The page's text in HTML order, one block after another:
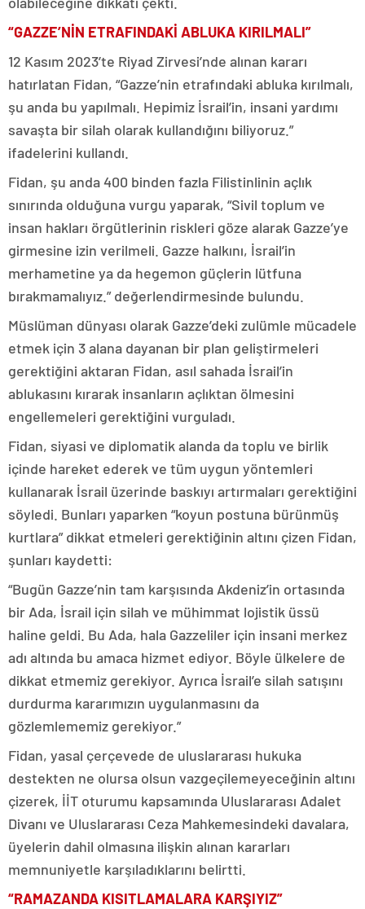
“GAZZE’NİN ETRAFINDAKİ ABLUKA KIRILMALI”
12 Kasım 2023’te Riyad Zirvesi’nde alınan kararı
hatırlatan Fidan, “Gazze’nin etrafındaki abluka kırılmalı,
şu anda bu yapılmalı. Hepimiz İsrail’in, insani yardımı
savaşta bir silah olarak kullandığını biliyoruz.”
ifadelerini kullandı.
Fidan, şu anda 400 binden fazla Filistinlinin açlık
sınırında olduğuna vurgu yaparak, “Sivil toplum ve
insan hakları örgütlerinin riskleri göze alarak Gazze’ye
girmesine izin verilmeli. Gazze halkını, İsrail’in
merhametine ya da hegemon güçlerin lütfuna
bırakmamalıyız.” değerlendirmesinde bulundu.
Müslüman dünyası olarak Gazze’deki zulümle mücadele
etmek için 3 alana dayanan bir plan geliştirmeleri
gerektiğini aktaran Fidan, asıl sahada İsrail’in
ablukasını kırarak insanların açlıktan ölmesini
engellemeleri gerektiğini vurguladı.
Fidan, siyasi ve diplomatik alanda da toplu ve birlik
içinde hareket ederek ve tüm uygun yöntemleri
kullanarak İsrail üzerinde baskıyı artırmaları gerektiğini
söyledi. Bunları yaparken “koyun postuna bürünmüş
kurtlara” dikkat etmeleri gerektiğinin altını çizen Fidan,
şunları kaydetti:
“Bugün Gazze’nin tam karşısında Akdeniz’in ortasında
bir Ada, İsrail için silah ve mühimmat lojistik üssü
haline geldi. Bu Ada, hala Gazzeliler için insani merkez
adı altında bu amaca hizmet ediyor. Böyle ülkelere de
dikkat etmemiz gerekiyor. Ayrıca İsrail’e silah satışını
durdurma kararımızın uygulanmasını da
gözlemlememiz gerekiyor.”
Fidan, yasal çerçevede de uluslararası hukuka
destekten ne olursa olsun vazgeçilemeyeceğinin altını
çizerek, İİT oturumu kapsamında Uluslararası Adalet
Divanı ve Uluslararası Ceza Mahkemesindeki davalara,
üyelerin dahil olmasına ilişkin alınan kararları
memnuniyetle karşıladıklarını belirtti.
“RAMAZANDA KISITLAMALARA KARŞIYIZ”